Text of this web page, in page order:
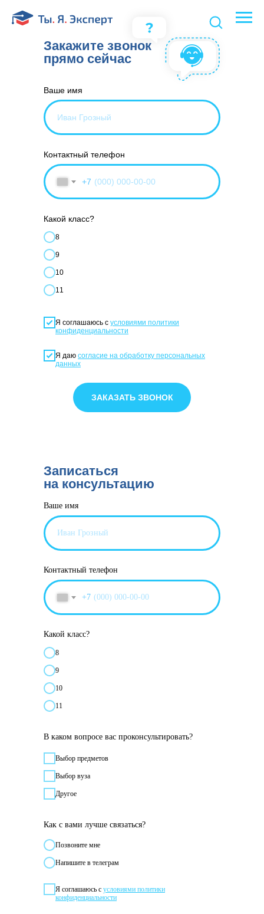
Ваше имя
Контактный телефон
+7
Какой класс?
8
9
10
11
Я соглашаюсь с условиями политики
конфиденциальности
Я даю согласие на обработку персональных
данных
ЗАКАЗАТЬ ЗВОНОК
Закажите звонок
прямо сейчас
Ваше имя
Контактный телефон
+7
Какой класс?
8
9
10
11
В каком вопросе вас проконсультировать?
Выбор предметов
Выбор вуза
Другое
Как с вами лучше связаться?
Позвонитe мне
Напишите в телеграм
Я соглашаюсь с условиями политики
конфиденциальности
Записаться
на консультацию